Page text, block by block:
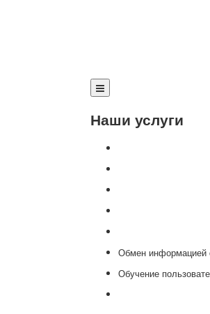
Наши услуги
Обмен информацией
Обучение